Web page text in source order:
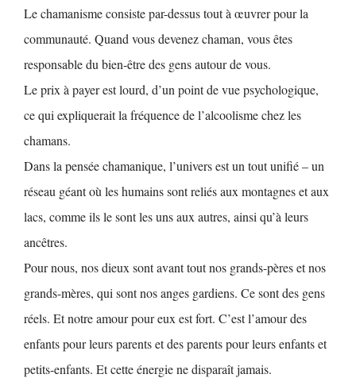
Le chamanisme consiste par-dessus tout à œuvrer pour la
communauté. Quand vous devenez chaman, vous êtes
responsable du bien-être des gens autour de vous.
Le prix à payer est lourd, d’un point de vue psychologique,
ce qui expliquerait la fréquence de l’alcoolisme chez les
chamans.
Dans la pensée chamanique, l’univers est un tout unifié – un
réseau géant où les humains sont reliés aux montagnes et aux
lacs, comme ils le sont les uns aux autres, ainsi qu’à leurs
ancêtres.
​Pour nous, nos dieux sont avant tout nos grands-pères et nos
grands-mères, qui sont nos anges gardiens. Ce sont des gens
réels. Et notre amour pour eux est fort. C’est l’amour des
enfants pour leurs parents et des parents pour leurs enfants et
petits-enfants. Et cette énergie ne disparaît jamais.